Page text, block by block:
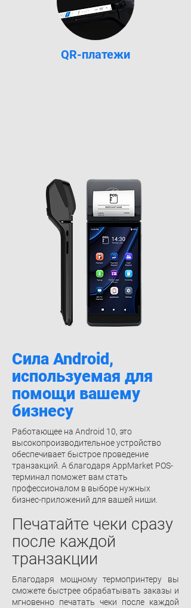
QR-платежи
Сила Android,
используемая для
помощи вашему
бизнесу
Работающее на Android 10, это
высокопроизводительное устройство
обеспечивает быстрое проведение
транзакций. А благодаря AppMarket POS-
терминал поможет вам стать
профессионалом в выборе нужных
бизнес-приложений для вашей ниши.
Печатайте чеки сразу
после каждой
транзакции
Благодаря мощному термопринтеру вы
сможете быстрее обрабатывать заказы и
мгновенно печатать чеки после каждой